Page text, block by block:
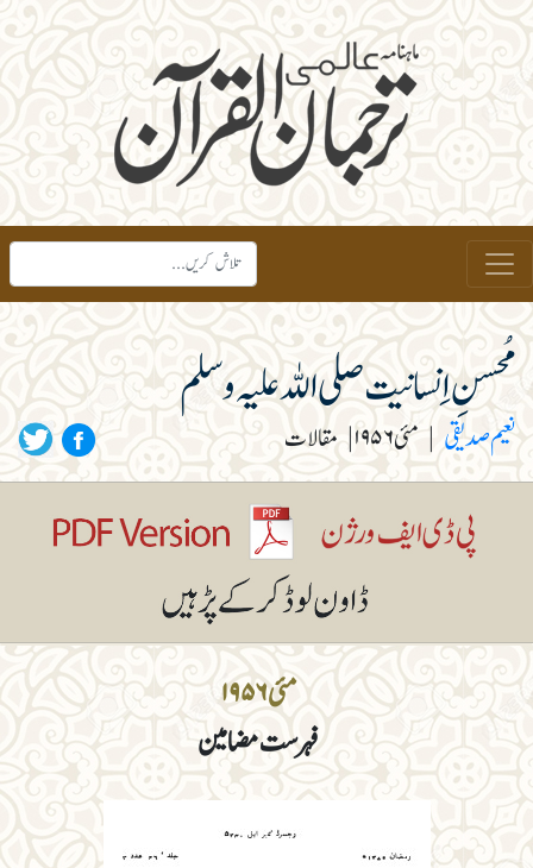
مئی ۱۹۵۶
فہرست مضامین
مُحسنِ اِنسانیت صلی اللہ علیہ و سلم
نعیم صدیقی مئی ۱۹۵۶ | مقالات